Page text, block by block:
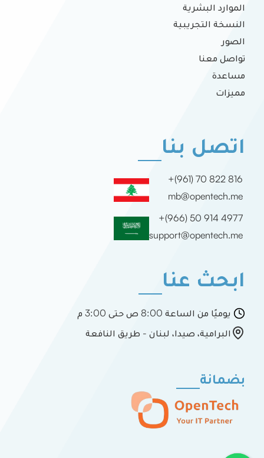
الموارد البشرية
النسخة التجريبية
الصور
تواصل معنا
مساعدة
مميزات
اتصل بنا
+(961) 70 822 816
mb@opentech.me
+(966) 50 914 4977
support@opentech.me
ابحث عنا
يوميًا من الساعة 8:00 ص حتى 3:00 م
البرامية، صيدا، لبنان - طريق النافعة
بضمانة